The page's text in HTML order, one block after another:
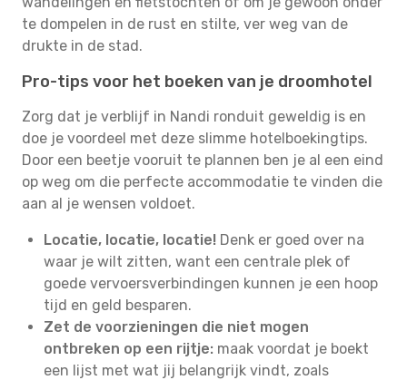
te dompelen in de rust en stilte, ver weg van de
drukte in de stad.
Pro-tips voor het boeken van je droomhotel
Zorg dat je verblijf in Nandi ronduit geweldig is en
doe je voordeel met deze slimme hotelboekingtips.
Door een beetje vooruit te plannen ben je al een eind
op weg om die perfecte accommodatie te vinden die
aan al je wensen voldoet.
Locatie, locatie, locatie! Denk er goed over na
waar je wilt zitten, want een centrale plek of
goede vervoersverbindingen kunnen je een hoop
tijd en geld besparen.
Zet de voorzieningen die niet mogen
ontbreken op een rijtje: maak voordat je boekt
een lijst met wat jij belangrijk vindt, zoals